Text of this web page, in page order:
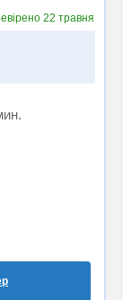
22 травня